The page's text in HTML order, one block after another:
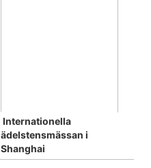
Internationella
ädelstensmässan i
Shanghai